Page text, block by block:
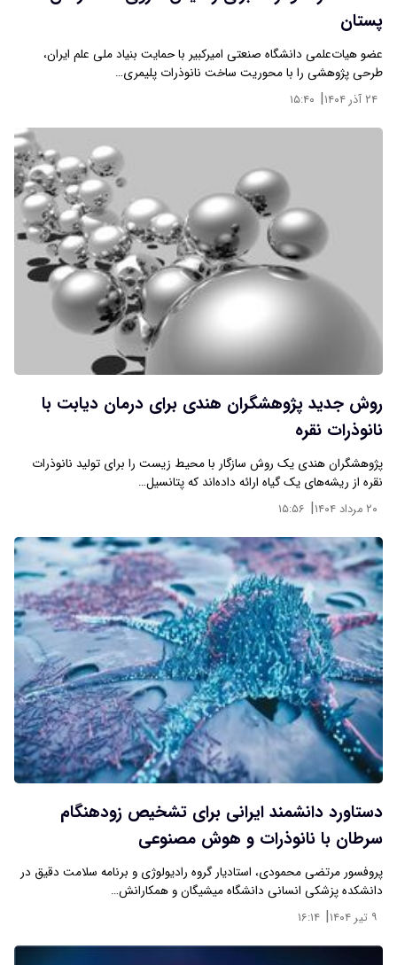
پستان
عضو هیات‌علمی دانشگاه صنعتی امیرکبیر با حمایت بنیاد ملی علم ایران،
طرحی پژوهشی را با محوریت ساخت نانوذرات پلیمری…
۲۴ آذر ۱۴۰۴ | ۱۵:۴۰
روش جدید پژوهشگران هندی برای درمان دیابت با
نانوذرات نقره
پژوهشگران هندی یک روش سازگار با محیط زیست را برای تولید نانوذرات
نقره از ریشه‌های یک گیاه ارائه داده‌اند که پتانسیل…
۲۰ مرداد ۱۴۰۴ | ۱۵:۵۶
دستاورد دانشمند ایرانی برای تشخیص زودهنگام
سرطان با نانوذرات و هوش مصنوعی
پروفسور مرتضی محمودی، استادیار گروه رادیولوژی و برنامه سلامت دقیق در
دانشکده پزشکی انسانی دانشگاه میشیگان و همکارانش…
۹ تیر ۱۴۰۴ | ۱۶:۱۴